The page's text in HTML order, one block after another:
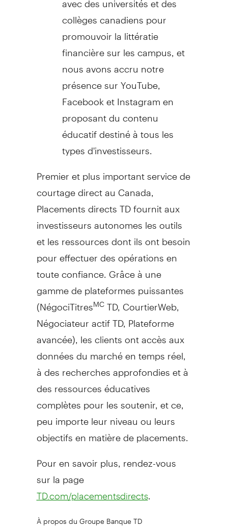
collèges canadiens pour
promouvoir la littératie
financière sur les campus, et
nous avons accru notre
présence sur YouTube,
Facebook et Instagram en
proposant du contenu
éducatif destiné à tous les
types d'investisseurs.
Premier et plus important service de
courtage direct au Canada
Placements directs TD fournit aux
investisseurs autonomes les outils
et les ressources dont ils ont besoin
pour effectuer des opérations en
toute confiance. Grâce à une
gamme de plateformes puissantes
(NégociTitresMCTD, CourtierWeb,
Négociateur actif TD, Plateforme
avancée), les clients ont accès aux
données du marché en temps réel,
à des recherches approfondies et à
des ressources éducatives
complètes pour les soutenir, et ce,
peu importe leur niveau ou leurs
objectifs en matière de placements.
Pour en savoir plus, rendez-vous
sur la page
TD.com/placementsdirects.
À propos du Groupe Banque TD